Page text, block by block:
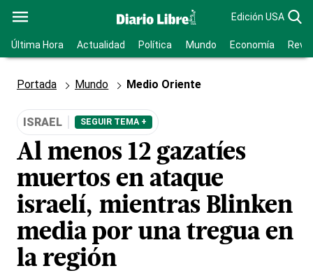
Edición USA
Última Hora Actualidad Política Mundo Economía
Portada Mundo Medio Oriente
ISRAEL SEGUIR TEMA +
Al menos 12 gazatíes
muertos en ataque
israelí, mientras Blinken
media por una tregua en
la región